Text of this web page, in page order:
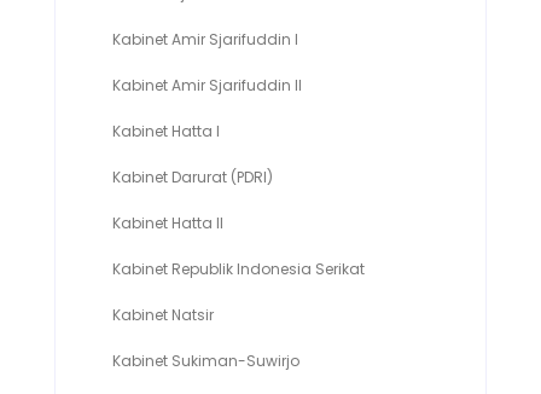
Kabinet Amir Sjarifuddin I
Kabinet Amir Sjarifuddin II
Kabinet Hatta I
Kabinet Darurat (PDRI)
Kabinet Hatta II
Kabinet Republik Indonesia Serikat
Kabinet Natsir
Kabinet Sukiman-Suwirjo